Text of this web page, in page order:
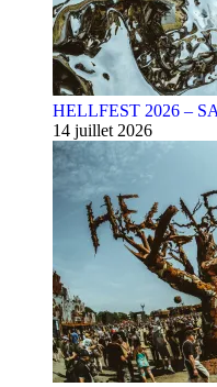
HELLFEST 2026 –
14 juillet 2026